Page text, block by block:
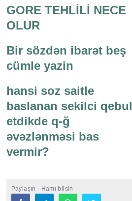
GORE TEHLİLİ NECE
OLUR
Bir sözdən ibarət beş
cümle yazin
hansi soz saitle
baslanan sekilci qebul
etdikde q-ğ
əvəzlənməsi bas
vermir?
Paylaşın - Hamı bilsin